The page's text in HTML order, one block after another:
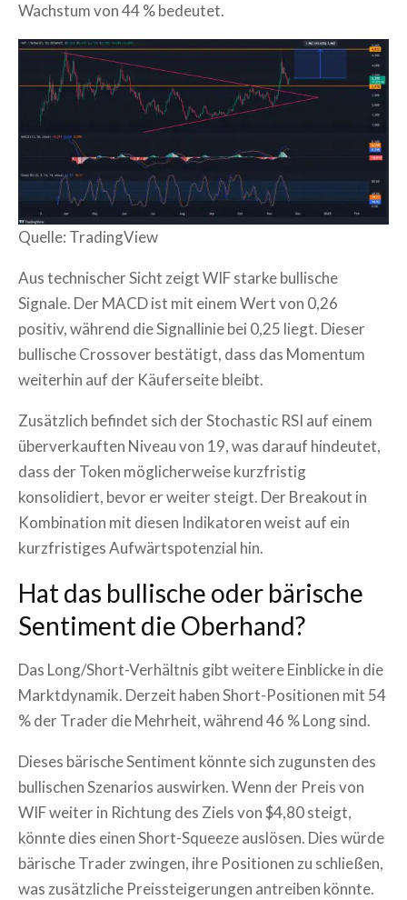
Wachstum von 44 % bedeutet.
Quelle: TradingView
Aus technischer Sicht zeigt WIF starke bullische
Signale. Der MACD ist mit einem Wert von 0,26
positiv, während die Signallinie bei 0,25 liegt. Dieser
bullische Crossover bestätigt, dass das Momentum
weiterhin auf der Käuferseite bleibt.
Zusätzlich befindet sich der Stochastic RSI auf einem
überverkauften Niveau von 19, was darauf hindeutet,
dass der Token möglicherweise kurzfristig
konsolidiert, bevor er weiter steigt. Der Breakout in
Kombination mit diesen Indikatoren weist auf ein
kurzfristiges Aufwärtspotenzial hin.
Hat das bullische oder bärische
Sentiment die Oberhand?
Das Long/Short-Verhältnis gibt weitere Einblicke in die
Marktdynamik. Derzeit haben Short-Positionen mit 54
% der Trader die Mehrheit, während 46 % Long sind.
Dieses bärische Sentiment könnte sich zugunsten des
bullischen Szenarios auswirken. Wenn der Preis von
WIF weiter in Richtung des Ziels von $4,80 steigt,
könnte dies einen Short-Squeeze auslösen. Dies würde
bärische Trader zwingen, ihre Positionen zu schließen,
was zusätzliche Preissteigerungen antreiben könnte.